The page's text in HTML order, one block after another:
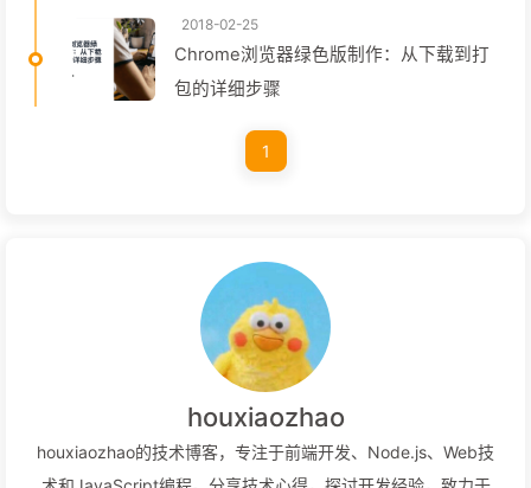
2018-02-25
Chrome浏览器绿色版制作：从下载到打
包的详细步骤
1
houxiaozhao
houxiaozhao的技术博客，专注于前端开发、Node.js、Web技